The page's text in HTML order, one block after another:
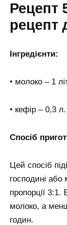
Рецепт
рецепт
Інгредієнти:
• молоко – 1
• кефір – 0,3 л.
Спосіб
Цей спосіб
господині або
пропорції 3:1.
молоко, а
годин.